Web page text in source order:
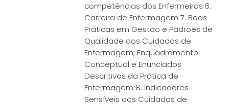
competências dos Enfermeiros 6.
Carreira de Enfermagem 7. Boas
Práticas em Gestão e Padrões de
Qualidade dos Cuidados de
Enfermagem, Enquadramento
Conceptual e Enunciados
Descritivos da Prática de
Enfermagem 8. Indicadores
Sensíveis aos Cuidados de